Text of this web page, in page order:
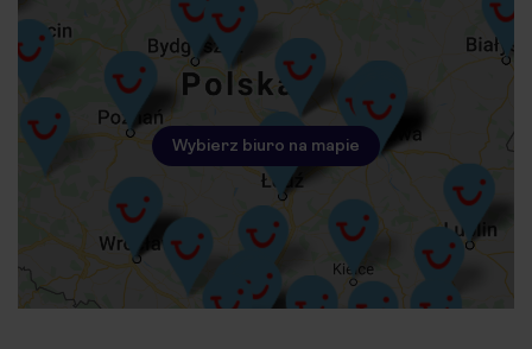
Wybierz biuro na mapie